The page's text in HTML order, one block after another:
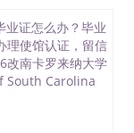
人文学院、
排名在全美
攀升中。纽
位。学校的
育、建筑工